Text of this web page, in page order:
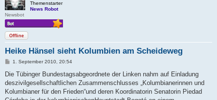
Themenstarter
News Robot
Newsbot
Offline
Heike Hänsel sieht Kolumbien am Scheideweg
B
i
r
a
1. September 2010, 20:54
Die Tübinger Bundestagsabgeordnete der Linken nahm auf Einladung
deszivilgesellschaftlichen Zusammenschlusses „Kolumbianerinnen und
Kolumbianer für den Frieden“und deren Koordinatorin Senatorin Piedad